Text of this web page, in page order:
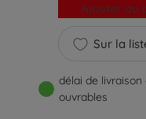
Sur la
Ajouter au
délai de livraison
ouvrables